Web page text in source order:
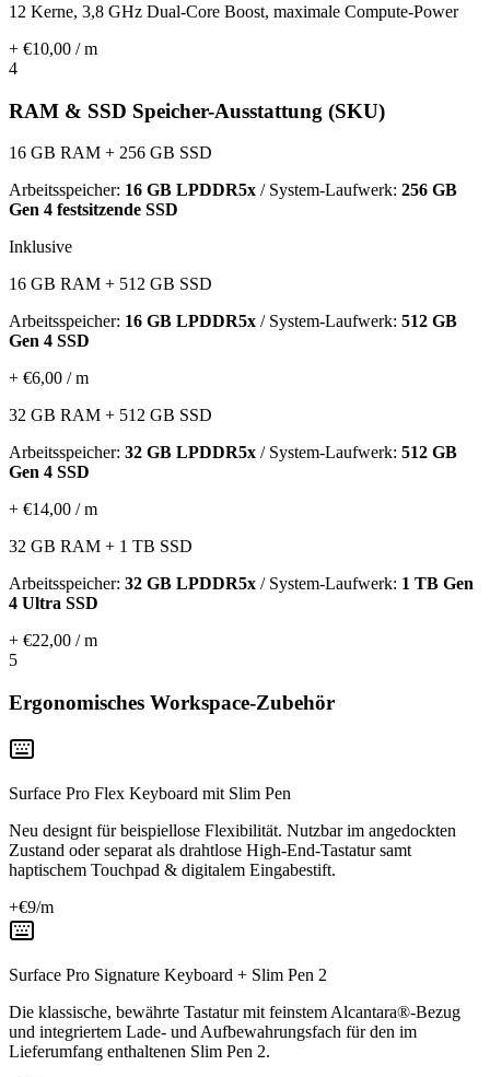
12 Kerne, 3,8 GHz Dual-Core Boost, maximale Compute-Power
+ €10,00 / m
4
RAM & SSD Speicher-Ausstattung (SKU)
16 GB RAM + 256 GB SSD
Arbeitsspeicher: 16 GB LPDDR5x / System-Laufwerk: 256 GB
Gen 4 festsitzende SSD
Inklusive
16 GB RAM + 512 GB SSD
Arbeitsspeicher: 16 GB LPDDR5x / System-Laufwerk: 512 GB
Gen 4 SSD
+ €6,00 / m
32 GB RAM + 512 GB SSD
Arbeitsspeicher: 32 GB LPDDR5x / System-Laufwerk: 512 GB
Gen 4 SSD
+ €14,00 / m
32 GB RAM + 1 TB SSD
Arbeitsspeicher: 32 GB LPDDR5x / System-Laufwerk: 1 TB Gen
4 Ultra SSD
+ €22,00 / m
5
Ergonomisches Workspace-Zubehör
Surface Pro Flex Keyboard mit Slim Pen
Neu designt für beispiellose Flexibilität. Nutzbar im angedockten
Zustand oder separat als drahtlose High-End-Tastatur samt
haptischem Touchpad & digitalem Eingabestift.
+€9/m
Surface Pro Signature Keyboard + Slim Pen 2
Die klassische, bewährte Tastatur mit feinstem Alcantara®-Bezug
und integriertem Lade- und Aufbewahrungsfach für den im
Lieferumfang enthaltenen Slim Pen 2.